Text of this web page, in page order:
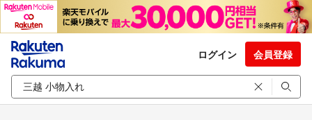
ログイン 会員登録